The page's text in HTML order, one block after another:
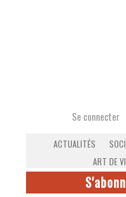
Se connecter
ACTUALITÉS
ART DE